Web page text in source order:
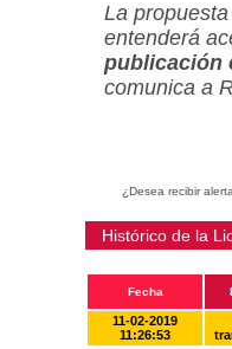
La
entenderá
publicación
comunica a
¿Desea recibir
Histórico de la
Fecha
11-02-2019
11:26:53